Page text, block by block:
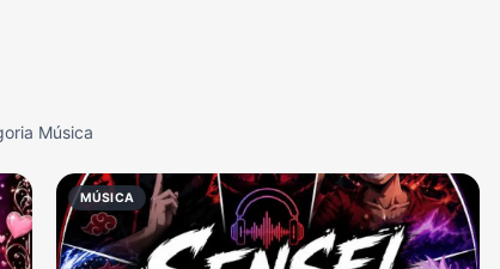
Música
MÚSICA